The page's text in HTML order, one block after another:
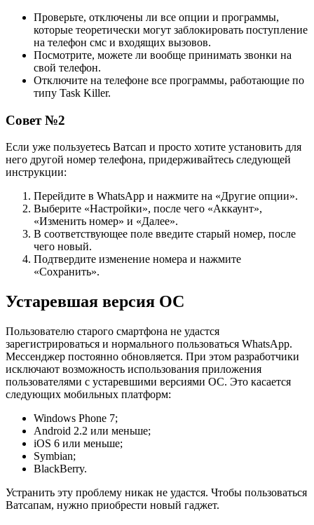
Проверьте, отключены ли все опции и программы,
которые теоретически могут заблокировать поступление
на телефон смс и входящих вызовов.
Посмотрите, можете ли вообще принимать звонки на
свой телефон.
Отключите на телефоне все программы, работающие по
типу Task Killer.
Совет №2
Если уже пользуетесь Ватсап и просто хотите установить для
него другой номер телефона, придерживайтесь следующей
инструкции:
Перейдите в WhatsApp и нажмите на «Другие опции».
Выберите «Настройки», после чего «Аккаунт»,
«Изменить номер» и «Далее».
В соответствующее поле введите старый номер, после
чего новый.
Подтвердите изменение номера и нажмите
«Сохранить».
Устаревшая версия ОС
Пользователю старого смартфона не удастся
зарегистрироваться и нормального пользоваться WhatsApp.
Мессенджер постоянно обновляется. При этом разработчики
исключают возможность использования приложения
пользователями с устаревшими версиями ОС. Это касается
следующих мобильных платформ:
Windows Phone 7;
Android 2.2 или меньше;
iOS 6 или меньше;
Symbian;
BlackBerry.
Устранить эту проблему никак не удастся. Чтобы пользоваться
Ватсапам, нужно приобрести новый гаджет.